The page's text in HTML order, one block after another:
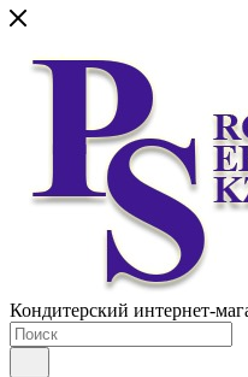
Кондитерский интернет-